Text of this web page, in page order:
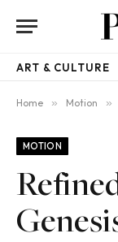
ART & CULTURE
Home » Motion »
MOTION